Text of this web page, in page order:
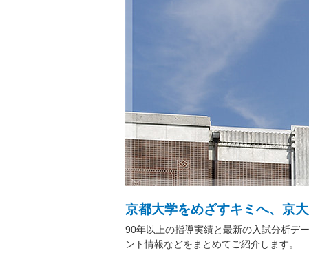
京都大学をめざすキミへ、京
90年以上の指導実績と最新の入試分析デ
ント情報などをまとめてご紹介します。